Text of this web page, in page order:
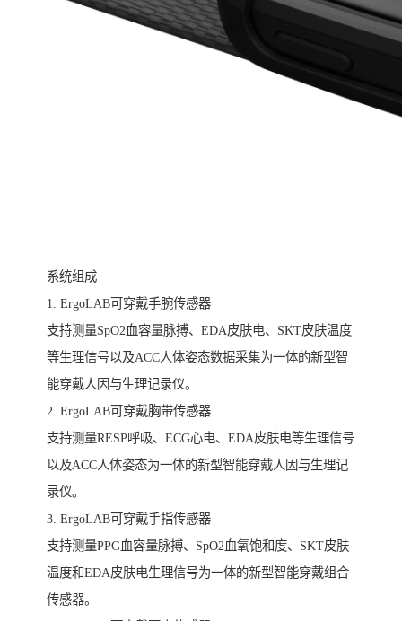
系统组成
1. ErgoLAB可穿戴手腕传感器
支持测量SpO2血容量脉搏、EDA皮肤电、SKT皮肤温度
等生理信号以及ACC人体姿态数据采集为一体的新型智
能穿戴人因与生理记录仪。
2. ErgoLAB可穿戴胸带传感器
支持测量RESP呼吸、ECG心电、EDA皮肤电等生理信号
以及ACC人体姿态为一体的新型智能穿戴人因与生理记
录仪。
3. ErgoLAB可穿戴手指传感器
支持测量PPG血容量脉搏、SpO2血氧饱和度、SKT皮肤
温度和EDA皮肤电生理信号为一体的新型智能穿戴组合
传感器。